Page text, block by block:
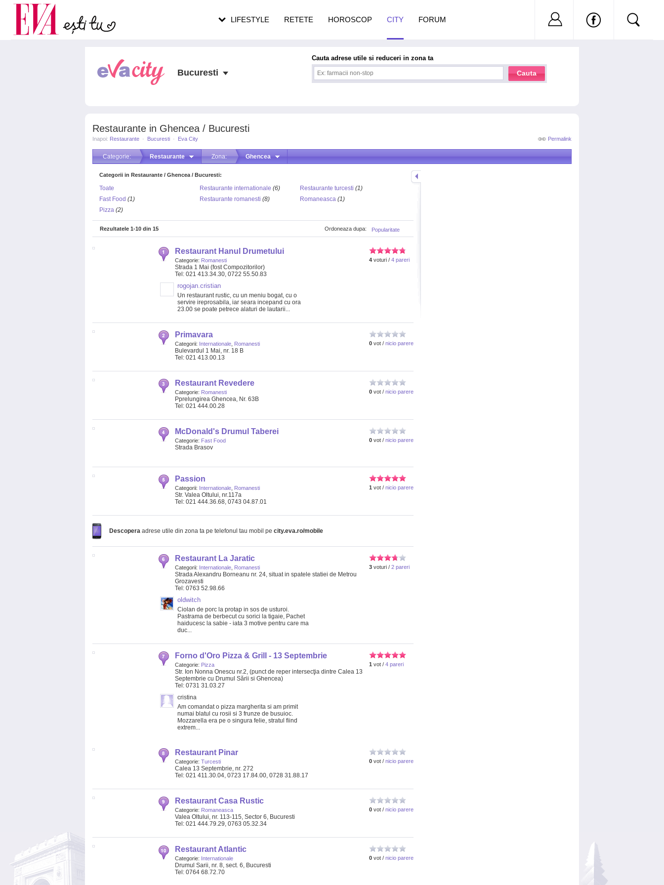
Restaurante in Ghencea / Bucuresti
Permalink
Inapoi: Restaurante · Bucuresti · Eva City
Categorie: Restaurante Zona: Ghencea
Categorii in Restaurante / Ghencea / Bucuresti:
Toate Restaurante internationale (6) Restaurante turcesti (1)
Fast Food (1) Restaurante romanesti (8) Romaneasca (1)
Pizza (2)
Popularitate
Ordoneaza dupa:
Rezultatele 1-10 din 15
4 voturi / 4 pareri
Restaurant Hanul Drumetului
Categorie: Romanesti
Strada 1 Mai (fost Compozitorilor)
Tel: 021 413.34.30, 0722 55.50.83
rogojan.cristian
Un restaurant rustic, cu un meniu bogat, cu o
servire ireprosabila, iar seara incepand cu ora
23.00 se poate petrece alaturi de lautarii...
0 vot / nicio parere
Primavara
Categorii: Internationale Romanesti
Bulevardul 1 Mai, nr. 18 B
Tel: 021 413.00.13
0 vot / nicio parere
Restaurant Revedere
Categorie: Romanesti
Pprelungirea Ghencea, Nr. 63B
Tel: 021 444.00.28
0 vot / nicio parere
McDonald's Drumul Taberei
Categorie: Fast Food
Strada Brasov
1 vot / nicio parere
Passion
Categorii: Internationale Romanesti
Str. Valea Oltului, nr.117a
Tel: 021 444.36.68, 0743 04.87.01
Descopera adrese utile din zona ta pe telefonul tau mobil pe city.eva.ro/mobile
3 voturi / 2 pareri
Restaurant La Jaratic
Categorii: Internationale Romanesti
Strada Alexandru Borneanu nr. 24, situat in spatele statiei de Metrou
Grozavesti
Tel: 0763 52.98.66
oldwitch
Ciolan de porc la protap in sos de usturoi.
Pastrama de berbecut cu sorici la tigaie, Pachet
haiducesc la sabie - iata 3 motive pentru care ma
duc...
1 vot / 4 pareri
Forno d'Oro Pizza & Grill - 13 Septembrie
Categorie: Pizza
Str. Ion Nonna Onescu nr.2, (punct de reper intersecţia dintre Calea 13
Septembrie cu Drumul Sării si Ghencea)
Tel: 0731 31.03.27
cristina
Am comandat o pizza margherita si am primit
numai blatul cu rosii si 3 frunze de busuioc.
Mozzarella era pe o singura felie, stratul fiind
extrem...
0 vot / nicio parere
Restaurant Pinar
Categorie: Turcesti
Calea 13 Septembrie, nr. 272
Tel: 021 411.30.04, 0723 17.84.00, 0728 31.88.17
0 vot / nicio parere
Restaurant Casa Rustic
Categorie: Romaneasca
Valea Oltului, nr. 113-115, Sector 6, Bucuresti
Tel: 021 444.79.29, 0763 05.32.34
0 vot / nicio parere
Restaurant Atlantic
Categorie: Internationale
Drumul Sarii, nr. 8, sect. 6, Bucuresti
Tel: 0764 68.72.70
Bucuresti
Cauta adrese utile si reduceri in zona ta
Cauta
LIFESTYLE RETETE HOROSCOP CITY FORUM Nu ai cont?
Carieră
Actualitate